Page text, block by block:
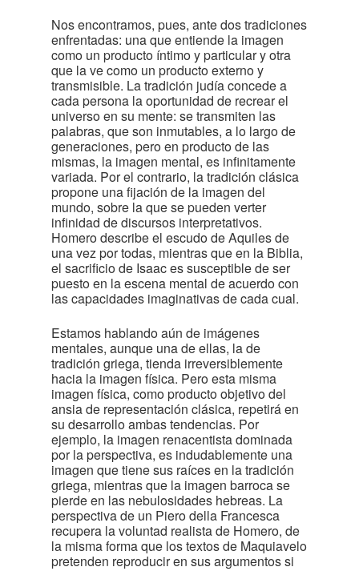
Nos encontramos, pues, ante dos tradiciones
enfrentadas: una que entiende la imagen
como un producto íntimo y particular y otra
que la ve como un producto externo y
transmisible. La tradición judía concede a
cada persona la oportunidad de recrear el
universo en su mente: se transmiten las
palabras, que son inmutables, a lo largo de
generaciones, pero en producto de las
mismas, la imagen mental, es infinitamente
variada. Por el contrario, la tradición clásica
propone una fijación de la imagen del
mundo, sobre la que se pueden verter
infinidad de discursos interpretativos.
Homero describe el escudo de Aquiles de
una vez por todas, mientras que en la Biblia,
el sacrificio de Isaac es susceptible de ser
puesto en la escena mental de acuerdo con
las capacidades imaginativas de cada cual.
Estamos hablando aún de imágenes
mentales, aunque una de ellas, la de
tradición griega, tienda irreversiblemente
hacia la imagen física. Pero esta misma
imagen física, como producto objetivo del
ansia de representación clásica, repetirá en
su desarrollo ambas tendencias. Por
ejemplo, la imagen renacentista dominada
por la perspectiva, es indudablemente una
imagen que tiene sus raíces en la tradición
griega, mientras que la imagen barroca se
pierde en las nebulosidades hebreas. La
perspectiva de un Piero della Francesca
recupera la voluntad realista de Homero, de
la misma forma que los textos de Maquiavelo
pretenden reproducir en sus argumentos si